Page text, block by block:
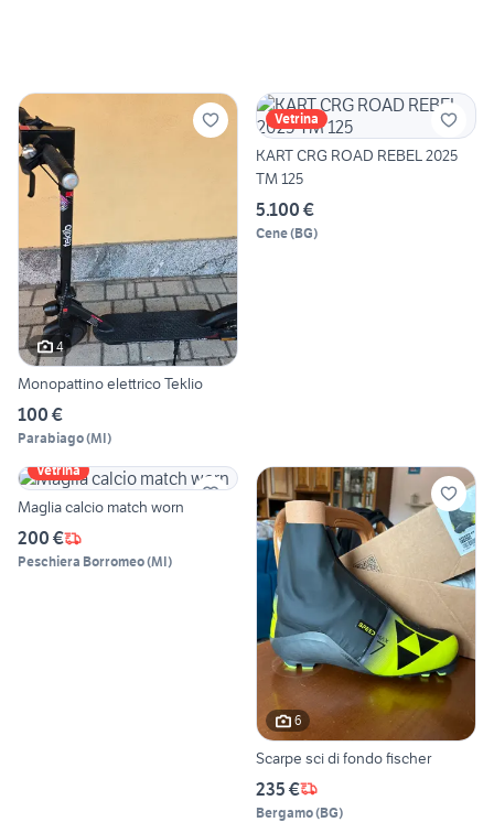
4
Monopattino elettrico Teklio
100 €
Parabiago(MI)
Vetrina
KART CRG ROAD REBEL 2025
TM 125
5.100 €
Cene(BG)
Vetrina
Maglia calcio match worn
200 €
Peschiera Borromeo(MI)
6
Scarpe sci di fondo fischer
235 €
Bergamo(BG)